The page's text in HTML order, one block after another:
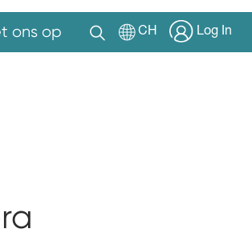
ons op CH Log In